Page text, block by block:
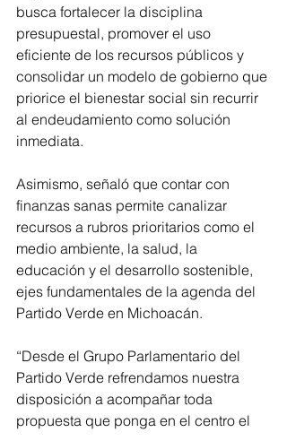
busca fortalecer la disciplina
presupuestal, promover el uso
eficiente de los recursos públicos y
consolidar un modelo de gobierno que
priorice el bienestar social sin recurrir
al endeudamiento como solución
inmediata.
Asimismo, señaló que contar con
finanzas sanas permite canalizar
recursos a rubros prioritarios como el
medio ambiente, la salud, la
educación y el desarrollo sostenible,
ejes fundamentales de la agenda del
Partido Verde en Michoacán.
“Desde el Grupo Parlamentario del
Partido Verde refrendamos nuestra
disposición a acompañar toda
propuesta que ponga en el centro el